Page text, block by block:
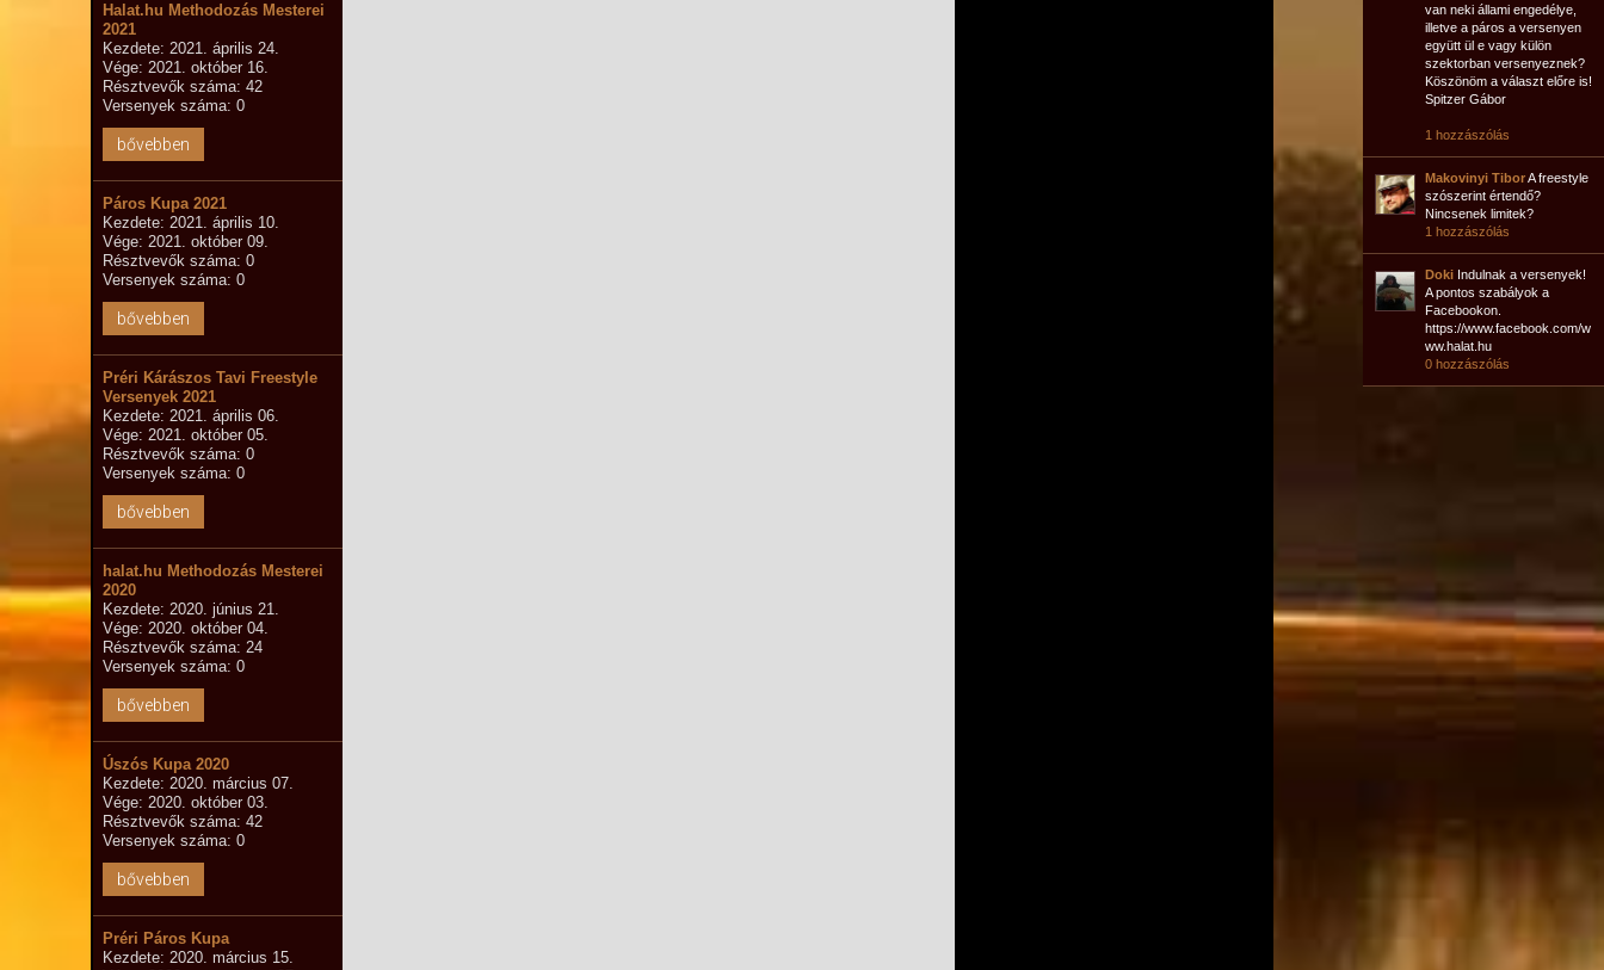
Halat.hu Methodozás Mesterei
2021
Kezdete: 2021. április 24.
Vége: 2021. október 16.
Résztvevők száma: 42
Versenyek száma: 0
bővebben
Páros Kupa 2021
Kezdete: 2021. április 10.
Vége: 2021. október 09.
Résztvevők száma: 0
Versenyek száma: 0
bővebben
Préri Kárászos Tavi Freestyle
Versenyek 2021
Kezdete: 2021. április 06.
Vége: 2021. október 05.
Résztvevők száma: 0
Versenyek száma: 0
bővebben
halat.hu Methodozás Mesterei
2020
Kezdete: 2020. június 21.
Vége: 2020. október 04.
Résztvevők száma: 24
Versenyek száma: 0
bővebben
Úszós Kupa 2020
Kezdete: 2020. március 07.
Vége: 2020. október 03.
Résztvevők száma: 42
Versenyek száma: 0
bővebben
Préri Páros Kupa
Kezdete: 2020. március 15.
van neki állami engedélye,
illetve a páros a versenyen
együtt ül e vagy külön
szektorban versenyeznek?
Köszönöm a választ előre is!
Spitzer Gábor
1 hozzászólás
Makovinyi TiborA freestyle
szószerint értendő?
Nincsenek limitek?
1 hozzászólás
Doki Indulnak a versenyek!
A pontos szabályok a
Facebookon.
https://www.facebook.com/w
ww.halat.hu
0 hozzászólás